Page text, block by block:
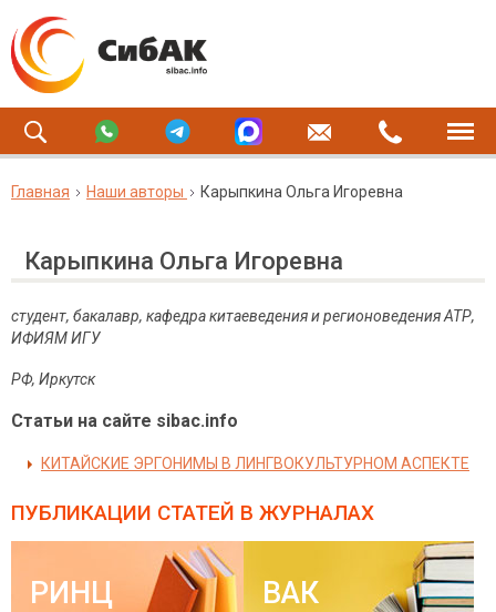
Главная Наши авторы Карыпкина Ольга Игоревна
Карыпкина Ольга Игоревна
студент, бакалавр, кафедра китаеведения и регионоведения АТР,
ИФИЯМ ИГУ
РФ, Иркутск
Статьи на сайте sibac.info
КИТАЙСКИЕ ЭРГОНИМЫ В ЛИНГВОКУЛЬТУРНОМ АСПЕКТЕ
ПУБЛИКАЦИИ СТАТЕЙ В ЖУРНАЛАХ
РИНЦ ВАК